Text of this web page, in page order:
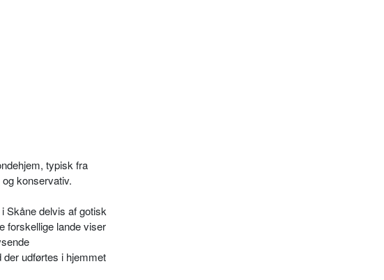
typisk fra
konservativ.
Skåne delvis af gotisk
forskellige lande viser
udførtes i hjemmet